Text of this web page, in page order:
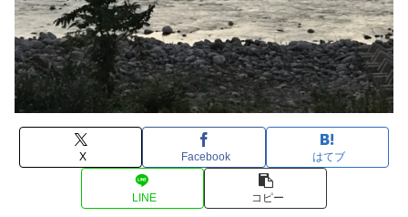
X Facebook はてブ
LINE コピー